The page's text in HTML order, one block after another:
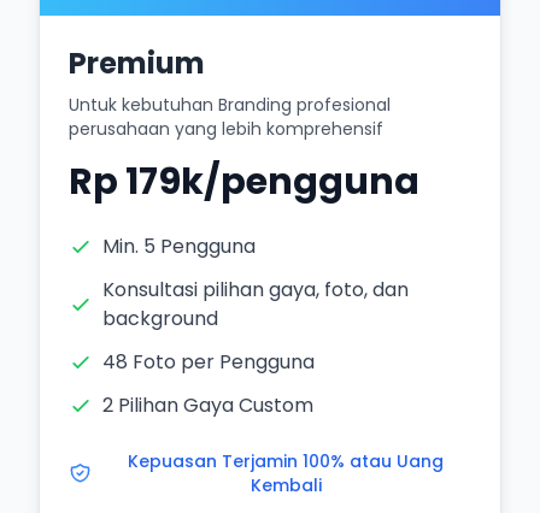
Premium
Untuk kebutuhan Branding profesional
perusahaan yang lebih komprehensif
Rp 179k/pengguna
Min. 5 Pengguna
Konsultasi pilihan gaya, foto, dan
background
48 Foto per Pengguna
2 Pilihan Gaya Custom
Kepuasan Terjamin 100% atau Uang
Kembali